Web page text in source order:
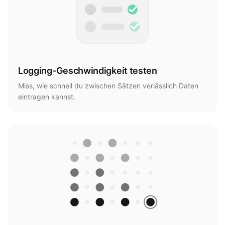
Logging-Geschwindigkeit testen
Miss, wie schnell du zwischen Sätzen verlässlich Daten
eintragen kannst.